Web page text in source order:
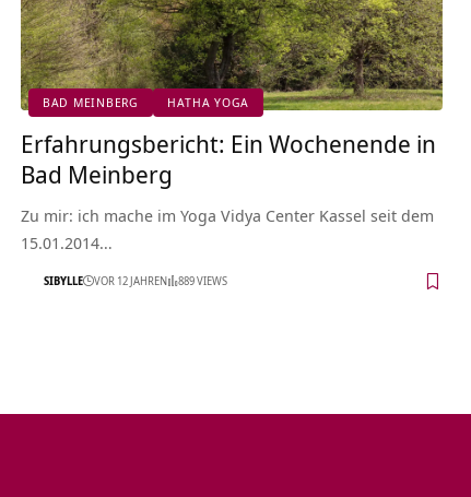
BAD MEINBERG HATHA YOGA
Erfahrungsbericht: Ein Wochenende in
Bad Meinberg
Zu mir: ich mache im Yoga Vidya Center Kassel seit dem
15.01.2014…
SIBYLLE VOR 12 JAHREN 889 VIEWS